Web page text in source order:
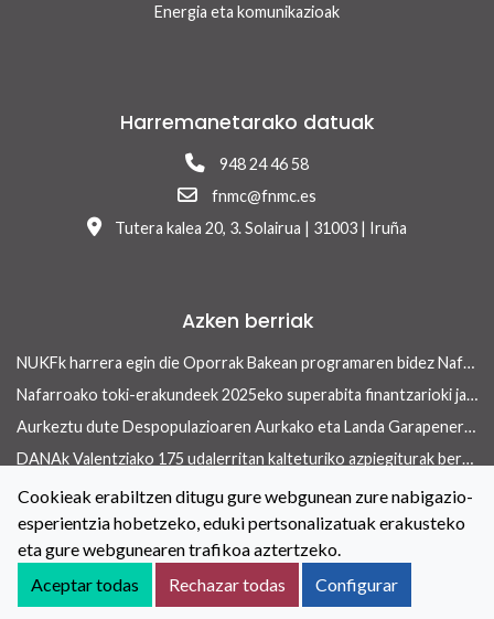
Energia eta komunikazioak
Harremanetarako datuak
948 24 46 58
fnmc@fnmc.es
Tutera kalea 20, 3. Solairua | 31003 | Iruña
Azken berriak
NUKFk harrera egin die Oporrak Bakean programaren bidez Nafarroara uda igarotzera etorritako saharar haurrei
Nafarroako toki-erakundeek 2025eko superabita finantzarioki jasangarriak diren inbertsioak egiteko erabili ahalko dute 13/2026 Errege lege-dekretua onetsi ondoren
Aurkeztu dute Despopulazioaren Aurkako eta Landa Garapenerako Foru Legearen aurreproiektua
DANAk Valentziako 175 udalerritan kalteturiko azpiegiturak berreraikitzen parte-hartuko dute Nafarroako toki-erakundeek
Toki-erakundeetan berdintasuneko politikak indartzeko hitzarmena berritu dute NUKFk eta Nafarroako Gobernuak
Kontaktua Lege oharra
Cookieei buruzko Politika
Irisgarritasuna
Pribatutasun-abisua Salaketen kanala
Cookieak erabiltzen ditugu gure webgunean zure nabigazio-
esperientzia hobetzeko, eduki pertsonalizatuak erakusteko
eta gure webgunearen trafikoa aztertzeko.
Aceptar todas
Rechazar todas Configurar